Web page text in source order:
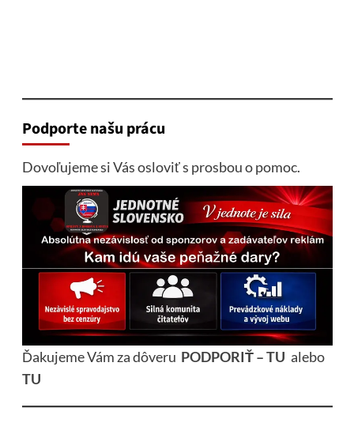
Podporte našu prácu
Dovoľujeme si Vás osloviť s prosbou o pomoc.
Ďakujeme Vám za dôveru PODPORIŤ – TU alebo
TU